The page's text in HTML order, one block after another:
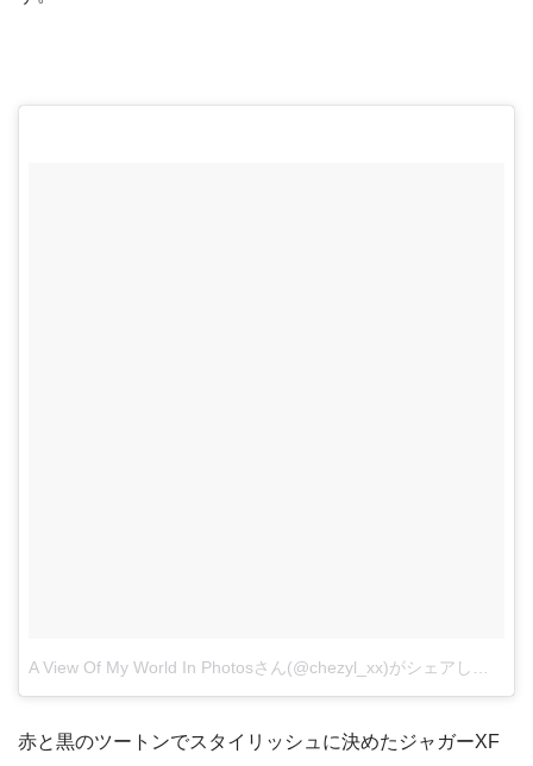
赤と黒のツートンでスタイリッシュに決めたジャガーXF